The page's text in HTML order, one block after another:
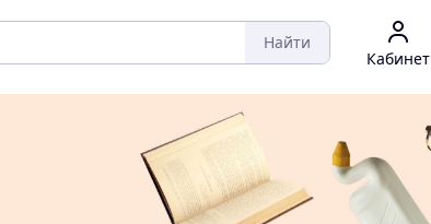
Найти
Кабинет